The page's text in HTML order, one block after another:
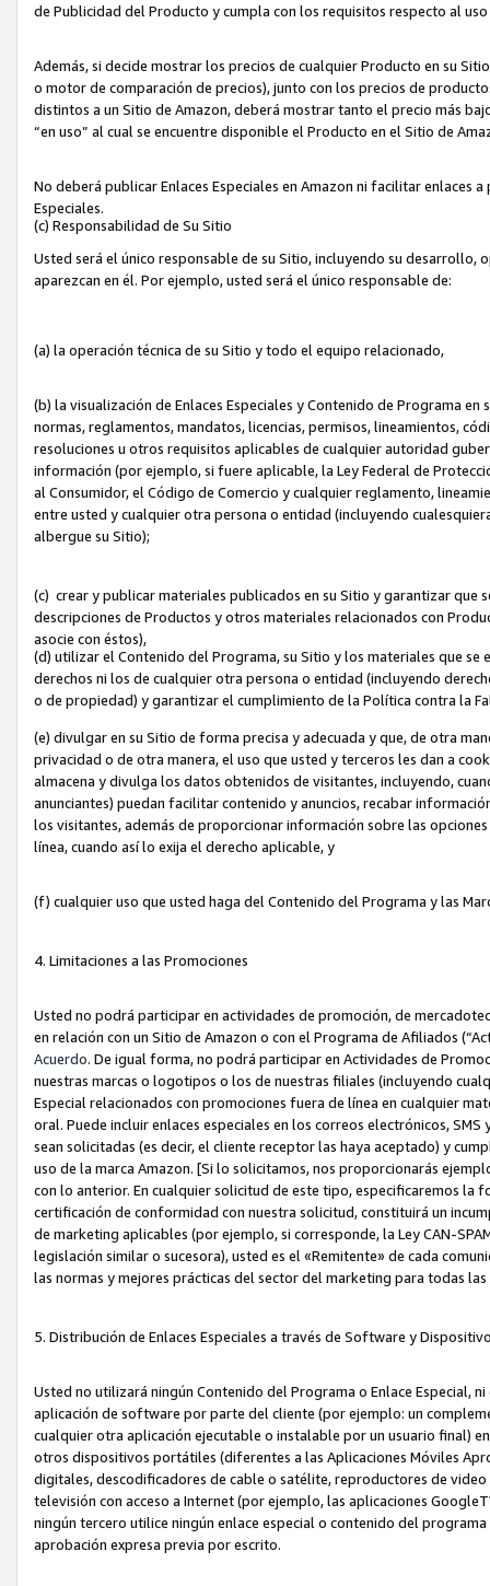
de Publicidad del Producto y cumpla con los requisitos respecto al uso
Además, si decide mostrar los precios de cualquier Producto en su
o motor de comparación de precios), junto con los precios de
distintos a un Sitio de Amazon, deberá mostrar tanto el precio más
“en uso” al cual se encuentre disponible el Producto en el Sitio de
No deberá publicar Enlaces Especiales en Amazon ni facilitar enlaces
Especiales.
(c) Responsabilidad de Su Sitio
Usted será el único responsable de su Sitio, incluyendo su
aparezcan en él. Por ejemplo, usted será el único responsable de:
(a) la operación técnica de su Sitio y todo el equipo relacionado,
(b) la visualización de Enlaces Especiales y Contenido de Programa
normas, reglamentos, mandatos, licencias, permisos, lineamientos,
resoluciones u otros requisitos aplicables de cualquier autoridad
información (por ejemplo, si fuere aplicable, la Ley Federal de
al Consumidor, el Código de Comercio y cualquier reglamento,
entre usted y cualquier otra persona o entidad (incluyendo
albergue su Sitio);
(c) crear y publicar materiales publicados en su Sitio y garantizar que
descripciones de Productos y otros materiales relacionados con
asocie con éstos),
(d) utilizar el Contenido del Programa, su Sitio y los materiales que se
derechos ni los de cualquier otra persona o entidad (incluyendo
o de propiedad) y garantizar el cumplimiento de la Política contra la
(e) divulgar en su Sitio de forma precisa y adecuada y que, de otra
privacidad o de otra manera, el uso que usted y terceros les dan a
almacena y divulga los datos obtenidos de visitantes, incluyendo,
anunciantes) puedan facilitar contenido y anuncios, recabar
los visitantes, además de proporcionar información sobre las
línea, cuando así lo exija el derecho aplicable, y
(f) cualquier uso que usted haga del Contenido del Programa y las
4. Limitaciones a las Promociones
Usted no podrá participar en actividades de promoción, de
en relación con un Sitio de Amazon o con el Programa de Afiliados
Acuerdo. De igual forma, no podrá participar en Actividades de
nuestras marcas o logotipos o los de nuestras filiales (incluyendo
Especial relacionados con promociones fuera de línea en cualquier
oral. Puede incluir enlaces especiales en los correos electrónicos,
sean solicitadas (es decir, el cliente receptor las haya aceptado) y
uso de la marca Amazon. [Si lo solicitamos, nos proporcionarás
con lo anterior. En cualquier solicitud de este tipo, especificaremos
certificación de conformidad con nuestra solicitud, constituirá un
de marketing aplicables (por ejemplo, si corresponde, la Ley CAN-
legislación similar o sucesora), usted es el «Remitente» de cada
las normas y mejores prácticas del sector del marketing para todas
5. Distribución de Enlaces Especiales a través de Software y
Usted no utilizará ningún Contenido del Programa o Enlace Especial,
aplicación de software por parte del cliente (por ejemplo: un
cualquier otra aplicación ejecutable o instalable por un usuario final)
otros dispositivos portátiles (diferentes a las Aplicaciones Móviles
digitales, descodificadores de cable o satélite, reproductores de
televisión con acceso a Internet (por ejemplo, las aplicaciones
ningún tercero utilice ningún enlace especial o contenido del
aprobación expresa previa por escrito.